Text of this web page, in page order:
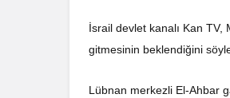
İsrail devlet kanalı Kan TV,
gitmesinin beklendiğini
Lübnan merkezli El-Ahbar